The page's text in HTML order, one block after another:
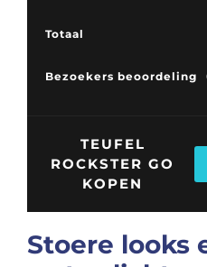
Totaal
Bezoekers beoordeling
TEUFEL
ROCKSTER GO
KOPEN
Stoere looks